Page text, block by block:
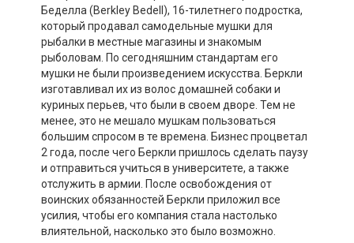
Беделла (Berkley Bedell), 16-тилетнего подростка,
который продавал самодельные мушки для
рыбалки в местные магазины и знакомым
рыболовам. По сегодняшним стандартам его
мушки не были произведением искусства. Беркли
изготавливал их из волос домашней собаки и
куриных перьев, что были в своем дворе. Тем не
менее, это не мешало мушкам пользоваться
большим спросом в те времена. Бизнес процветал
2 года, после чего Беркли пришлось сделать паузу
и отправиться учиться в университете, а также
отслужить в армии. После освобождения от
воинских обязанностей Беркли приложил все
усилия, чтобы его компания стала настолько
влиятельной, насколько это было возможно.